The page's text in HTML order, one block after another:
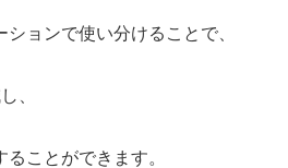
ョンで使い分けることで、
、
ことができます。